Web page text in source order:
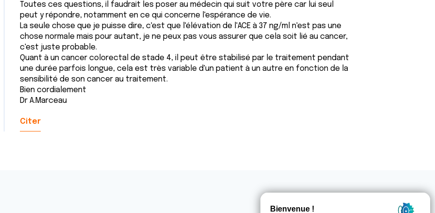
Toutes ces questions, il faudrait les poser au médecin qui suit votre père car lui seul
peut y répondre, notamment en ce qui concerne l'espérance de vie.
La seule chose que je puisse dire, c'est que l'élévation de l'ACE à 37 ng/ml n'est pas une
chose normale mais pour autant, je ne peux pas vous assurer que cela soit lié au cancer,
c'est juste probable.
Quant à un cancer colorectal de stade 4, il peut être stabilisé par le traitement pendant
une durée parfois longue, cela est très variable d'un patient à un autre en fonction de la
sensibilité de son cancer au traitement.
Bien cordialement
Dr A.Marceau
Citer